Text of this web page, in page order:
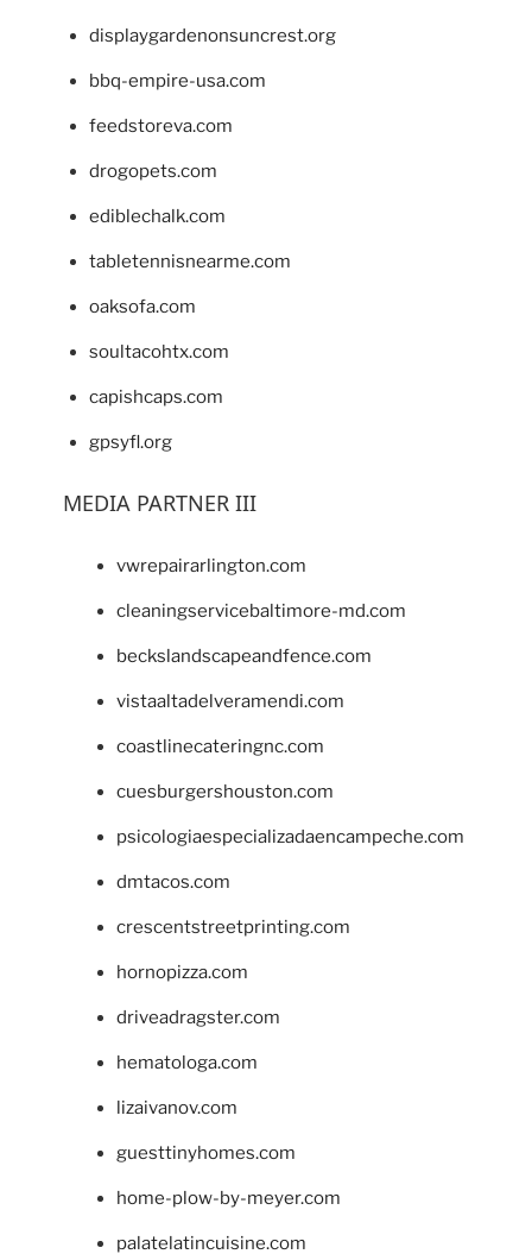
displaygardenonsuncrest.org
bbq-empire-usa.com
feedstoreva.com
drogopets.com
ediblechalk.com
tabletennisnearme.com
oaksofa.com
soultacohtx.com
capishcaps.com
gpsyfl.org
MEDIA PARTNER III
vwrepairarlington.com
cleaningservicebaltimore-md.com
beckslandscapeandfence.com
vistaaltadelveramendi.com
coastlinecateringnc.com
cuesburgershouston.com
psicologiaespecializadaencampeche.com
dmtacos.com
crescentstreetprinting.com
hornopizza.com
driveadragster.com
hematologa.com
lizaivanov.com
guesttinyhomes.com
home-plow-by-meyer.com
palatelatincuisine.com